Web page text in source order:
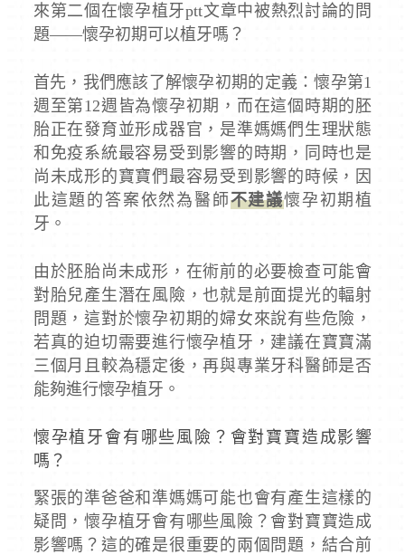
來第二個在懷孕植牙ptt文章中被熱烈討論的問
題——懷孕初期可以植牙嗎？
首先，我們應該了解懷孕初期的定義：懷孕第1
週至第12週皆為懷孕初期，而在這個時期的胚
胎正在發育並形成器官，是準媽媽們生理狀態
和免疫系統最容易受到影響的時期，同時也是
尚未成形的寶寶們最容易受到影響的時候，因
此這題的答案依然為醫師不建議懷孕初期植
牙。
由於胚胎尚未成形，在術前的必要檢查可能會
對胎兒產生潛在風險，也就是前面提光的輻射
問題，這對於懷孕初期的婦女來說有些危險，
若真的迫切需要進行懷孕植牙，建議在寶寶滿
三個月且較為穩定後，再與專業牙科醫師是否
能夠進行懷孕植牙。
懷孕植牙會有哪些風險？會對寶寶造成影響
嗎？
緊張的準爸爸和準媽媽可能也會有產生這樣的
疑問，懷孕植牙會有哪些風險？會對寶寶造成
影響嗎？這的確是很重要的兩個問題，結合前